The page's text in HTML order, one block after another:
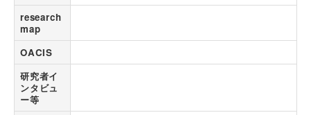
research
map
OACIS
研究者イ
ンタビュ
ー等